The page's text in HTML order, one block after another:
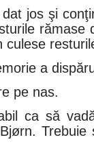
jos şi
rămase
culese
a
pe nas.
ca să
Trebuie